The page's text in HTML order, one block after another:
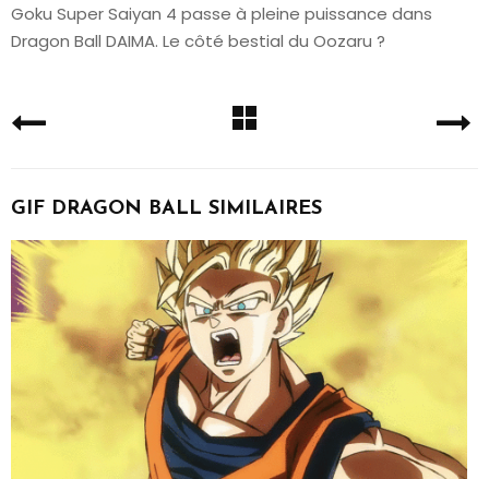
Goku Super Saiyan 4 passe à pleine puissance dans
Dragon Ball DAIMA. Le côté bestial du Oozaru ?
GIF DRAGON BALL SIMILAIRES